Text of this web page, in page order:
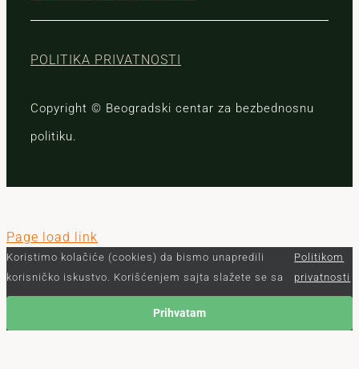
POLITIKA PRIVATNOSTI
Copyright © Beogradski centar za bezbednosnu
politiku.
Page load link
Koristimo kolačiće (cookies) da bismo unapredili
korisničko iskustvo. Korišćenjem sajta slažete se sa
Politikom
privatnosti
Prihvatam